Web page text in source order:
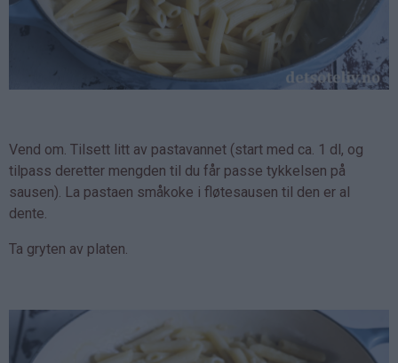
Vend om. Tilsett litt av pastavannet (start med ca. 1 dl, og
tilpass deretter mengden til du får passe tykkelsen på
sausen). La pastaen småkoke i fløtesausen til den er al
dente.
Ta gryten av platen.